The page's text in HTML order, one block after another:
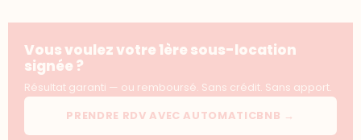
Vous voulez votre 1ère sous-location
signée ?
Résultat garanti — ou remboursé. Sans crédit. Sans apport.
PRENDRE RDV AVEC AUTOMATICBNB →